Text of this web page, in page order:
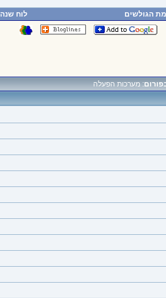
הגולשים לוח שנה
: מערכות הפעלה